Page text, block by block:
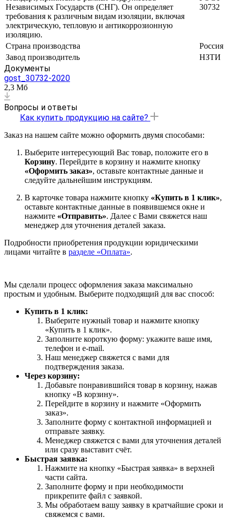
Независимых Государств (СНГ). Он определяет
требования к различным видам изоляции, включая
электрическую, тепловую и антикоррозионную
изоляцию.
30732
Страна производства
Россия
Завод производитель
НЗТИ
Документы
gost_30732-2020
2,3 Мб
Вопросы и ответы
Как купить продукцию на сайте?
Заказ на нашем сайте можно оформить двумя способами:
Выберите интересующий Вас товар, положите его в
Корзину. Перейдите в корзину и нажмите кнопку
«Оформить заказ», оставьте контактные данные и
следуйте дальнейшим инструкциям.
В карточке товара нажмите кнопку «Купить в 1 клик»,
оставьте контактные данные в появившемся окне и
нажмите «Отправить». Далее с Вами свяжется наш
менеджер для уточнения деталей заказа.
Подробности приобретения продукции юридическими
лицами читайте в разделе «Оплата».
Мы сделали процесс оформления заказа максимально
простым и удобным. Выберите подходящий для вас способ:
Купить в 1 клик:
Выберите нужный товар и нажмите кнопку
«Купить в 1 клик».
Заполните короткую форму: укажите ваше имя,
телефон и e-mail.
Наш менеджер свяжется с вами для
подтверждения заказа.
Через корзину:
Добавьте понравившийся товар в корзину, нажав
кнопку «В корзину».
Перейдите в корзину и нажмите «Оформить
заказ».
Заполните форму с контактной информацией и
отправьте заявку.
Менеджер свяжется с вами для уточнения деталей
или сразу выставит счёт.
Быстрая заявка:
Нажмите на кнопку «Быстрая заявка» в верхней
части сайта.
Заполните форму и при необходимости
прикрепите файл с заявкой.
Мы обработаем вашу заявку в кратчайшие сроки и
свяжемся с вами.